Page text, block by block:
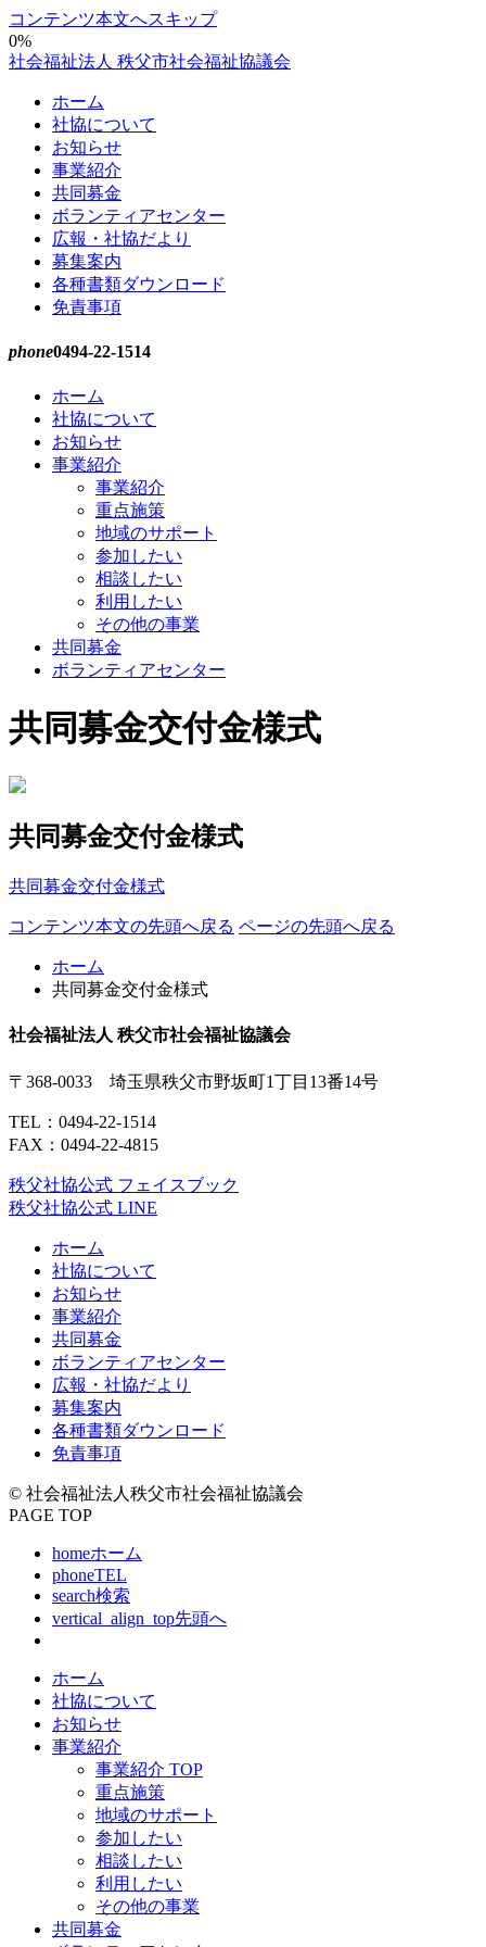
コンテンツ本文へスキップ
0%
社会福祉法人 秩父市社会福祉協議会
ホーム
社協について
お知らせ
事業紹介
共同募金
ボランティアセンター
広報・社協だより
募集案内
各種書類ダウンロード
免責事項
phone0494-22-1514
ホーム
社協について
お知らせ
事業紹介
事業紹介
重点施策
地域のサポート
参加したい
相談したい
利用したい
その他の事業
共同募金
ボランティアセンター
共同募金交付金様式
共同募金交付金様式
共同募金交付金様式
コンテンツ本文の先頭へ戻る ページの先頭へ戻る
ホーム
共同募金交付金様式
社会福祉法人 秩父市社会福祉協議会
〒368-0033 埼玉県秩父市野坂町1丁目13番14号
TEL： 0494-22-1514
FAX：0494-22-4815
秩父社協公式 フェイスブック
秩父社協公式 LINE
ホーム
社協について
お知らせ
事業紹介
共同募金
ボランティアセンター
広報・社協だより
募集案内
各種書類ダウンロード
免責事項
© 社会福祉法人秩父市社会福祉協議会
PAGE TOP
homeホーム
phoneTEL
search検索
vertical_align_top先頭へ
ホーム
社協について
お知らせ
事業紹介
事業紹介 TOP
重点施策
地域のサポート
参加したい
相談したい
利用したい
その他の事業
共同募金